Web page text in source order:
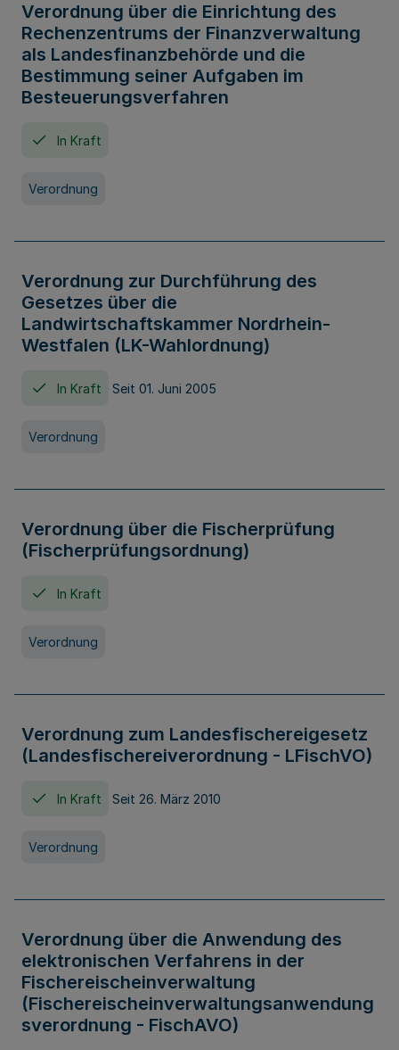
Verordnung über die Einrichtung des
Rechenzentrums der Finanzverwaltung
als Landesfinanzbehörde und die
Bestimmung seiner Aufgaben im
Besteuerungsverfahren
In Kraft
Verordnung
Verordnung zur Durchführung des
Gesetzes über die
Landwirtschaftskammer Nordrhein-
Westfalen (LK-Wahlordnung)
In Kraft Seit 01. Juni 2005
Verordnung
Verordnung über die Fischerprüfung
(Fischerprüfungsordnung)
In Kraft
Verordnung
Verordnung zum Landesfischereigesetz
(Landesfischereiverordnung - LFischVO)
In Kraft Seit 26. März 2010
Verordnung
Verordnung über die Anwendung des
elektronischen Verfahrens in der
Fischereischeinverwaltung
(Fischereischeinverwaltungsanwendung
sverordnung - FischAVO)